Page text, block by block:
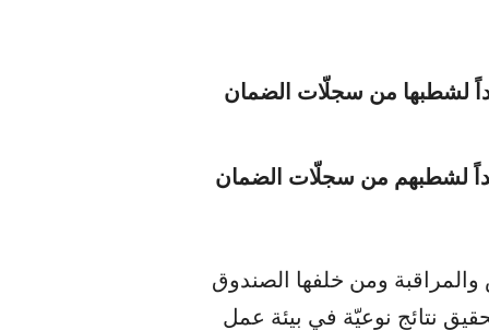
لشطبها من سجلّات الضمان
لشطبهم من سجلّات الضمان
ومن خلفها الصندوق
نتائج نوعيّة في بيئة عمل